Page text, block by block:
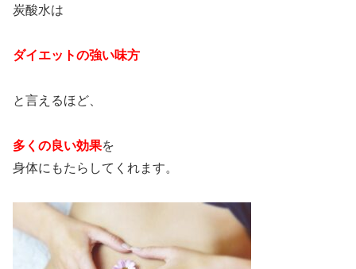
炭酸水は
ダイエットの強い味方
と言えるほど、
多くの良い効果を
身体にもたらしてくれます。